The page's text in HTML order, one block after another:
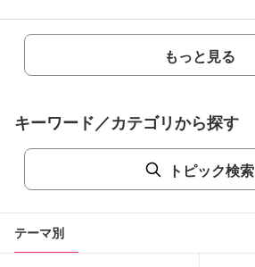
もっと見る
キーワード／カテゴリから探す
トピック検索
テーマ別